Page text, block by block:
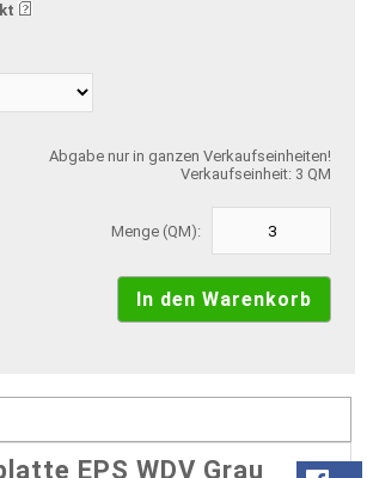
Abgabe nur in ganzen Verkaufseinheiten!
Verkaufseinheit: 3 QM
Menge (QM):
EPS WDV Grau